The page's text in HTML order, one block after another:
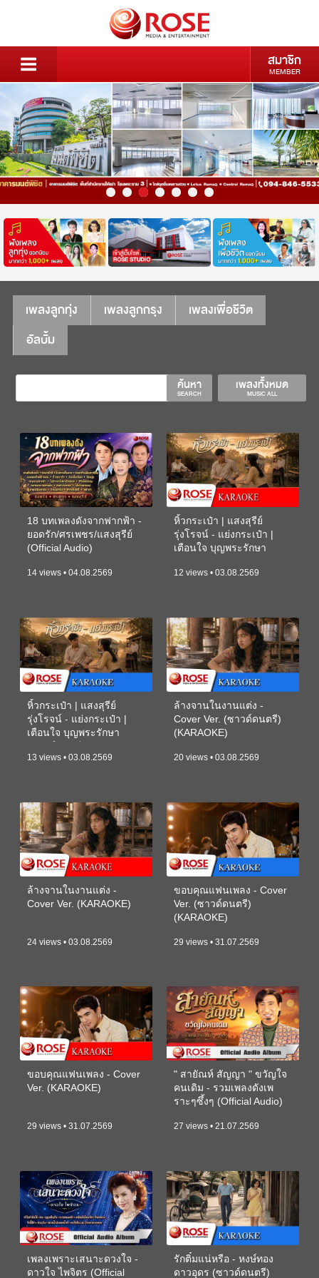
สมาชิก
MEMBER
เพลงลูกทุ่ง เพลงลูกกรุง
เพลงเพื่อชีวิต
อัลบั้ม
เพลงทั้งหมด
MUSIC ALL
ค้นหา
SEARCH
18 บทเพลงดังจากฟากฟ้า -
ยอดรัก/ศรเพชร/แสงสุรีย์
(Official Audio)
14 views • 04.08.2569
หิ้วกระเป๋า | แสงสุรีย์
รุ่งโรจน์ - แย่งกระเป๋า |
เตือนใจ บุญพระรักษา
12 views • 03.08.2569
หิ้วกระเป๋า | แสงสุรีย์
รุ่งโรจน์ - แย่งกระเป๋า |
เตือนใจ บุญพระรักษา
13 views • 03.08.2569
ล้างจานในงานแต่ง -
Cover Ver. (ซาวด์ดนตรี)
(KARAOKE)
20 views • 03.08.2569
ล้างจานในงานแต่ง -
Cover Ver. (KARAOKE)
24 views • 03.08.2569
ขอบคุณแฟนเพลง - Cover
Ver. (ซาวด์ดนตรี)
(KARAOKE)
29 views • 31.07.2569
ขอบคุณแฟนเพลง - Cover
Ver. (KARAOKE)
29 views • 31.07.2569
" สายัณห์ สัญญา " ขวัญใจ
คนเดิม - รวมเพลงดังเพ
ราะๆซึ้งๆ (Official Audio)
27 views • 21.07.2569
เพลงเพราะเสนาะดวงใจ -
ดาวใจ ไพจิตร (Official
รักติ๋มแน่หรือ - หงษ์ทอง
ดาวอุดร (ซาวด์ดนตรี)